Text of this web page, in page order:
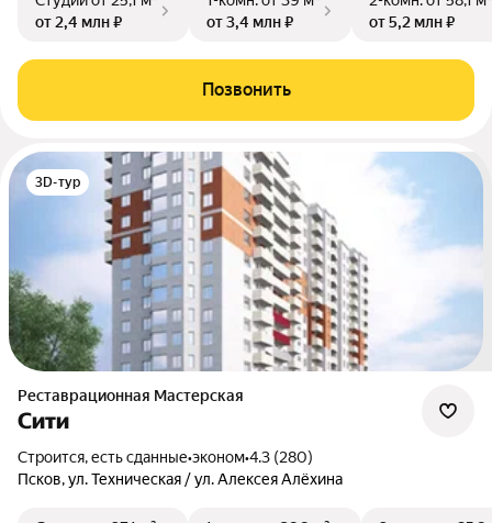
от 2,4 млн ₽
от 3,4 млн ₽
от 5,2 млн ₽
Позвонить
3D-тур
Реставрационная Мастерская
Сити
Строится, есть сданные•эконом•4.3 (280)
Псков, ул. Техническая / ул. Алексея Алёхина